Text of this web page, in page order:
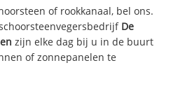
of rookkanaal, bel ons.
De
zijn elke dag bij u in de buurt
of zonnepanelen te